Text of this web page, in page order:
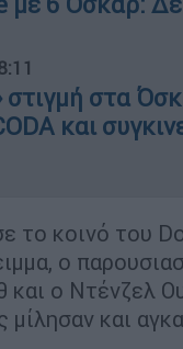
στιγμή στα
και
το κοινό του
ο
και ο Ντένζελ
και